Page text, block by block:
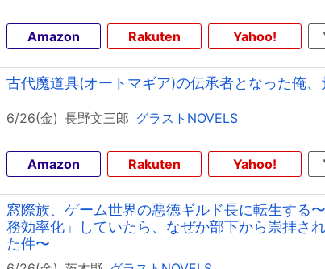
Amazon Rakuten Yahoo!
古代魔道具(オートマギア)の伝承者となった俺
6/26(金) 長野文三郎 グラストNOVELS
Amazon Rakuten Yahoo!
窓際族、ゲーム世界の悪徳ギルド長に転生する
務効率化」していたら、なぜか部下から崇拝さ
た件〜